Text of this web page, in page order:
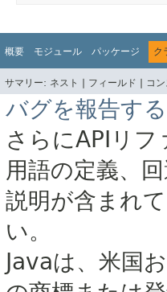
概要 モジュール パッケージ ク
サマリー: ネスト | フィールド | コ
バグを報告す
さらにAPIリ
用語の定義、
説明が含まれ
い。
Javaは、米国